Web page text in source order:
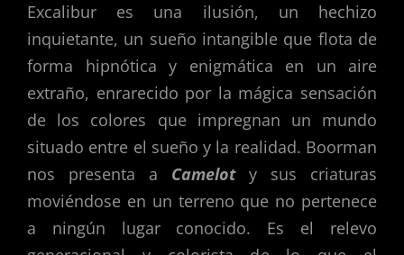
Excalibur es una ilusión, un hechizo
inquietante, un sueño intangible que flota de
forma hipnótica y enigmática en un aire
extraño, enrarecido por la mágica sensación
de los colores que impregnan un mundo
situado entre el sueño y la realidad. Boorman
nos presenta a Cameloty sus criaturas
moviéndose en un terreno que no pertenece
a ningún lugar conocido. Es el relevo